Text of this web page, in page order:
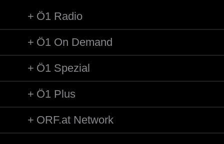
Ö1 Radio
Ö1 On Demand
Ö1 Spezial
Ö1 Plus
ORF.at Network